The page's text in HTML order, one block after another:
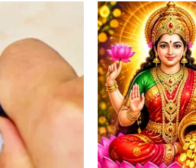
அகில இந்திய
மோடிக்கு கடிதம் எழுதப்பட்டு
திரைக்கதை, வசனம் ஆகியவை